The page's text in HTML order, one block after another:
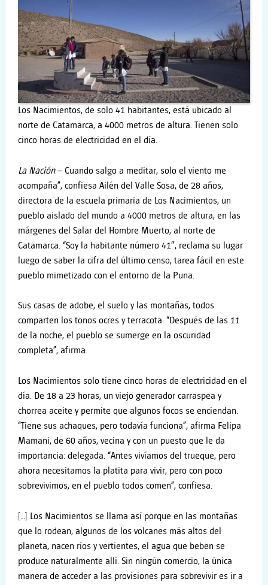
Los Nacimientos, de solo 41 habitantes, está ubicado al
norte de Catamarca, a 4000 metros de altura. Tienen solo
cinco horas de electricidad en el día.
La Nación– Cuando salgo a meditar, solo el viento me
acompaña”, confiesa Ailén del Valle Sosa, de 28 años,
directora de la escuela primaria de Los Nacimientos, un
pueblo aislado del mundo a 4000 metros de altura, en las
márgenes del Salar del Hombre Muerto, al norte de
Catamarca. “Soy la habitante número 41″, reclama su lugar
luego de saber la cifra del último censo, tarea fácil en este
pueblo mimetizado con el entorno de la Puna.
Sus casas de adobe, el suelo y las montañas, todos
comparten los tonos ocres y terracota. “Después de las 11
de la noche, el pueblo se sumerge en la oscuridad
completa”, afirma.
Los Nacimientos solo tiene cinco horas de electricidad en el
día. De 18 a 23 horas, un viejo generador carraspea y
chorrea aceite y permite que algunos focos se enciendan.
“Tiene sus achaques, pero todavía funciona”, afirma Felipa
Mamani, de 60 años, vecina y con un puesto que le da
importancia: delegada. “Antes vivíamos del trueque, pero
ahora necesitamos la platita para vivir, pero con poco
sobrevivimos, en el pueblo todos comen”, confiesa.
[…] Los Nacimientos se llama así porque en las montañas
que lo rodean, algunos de los volcanes más altos del
planeta, nacen ríos y vertientes, el agua que beben se
produce naturalmente allí. Sin ningún comercio, la única
manera de acceder a las provisiones para sobrevivir es ir a